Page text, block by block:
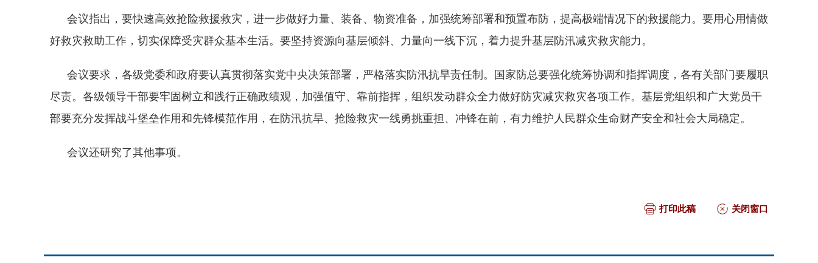
会议指出，要快速高效抢险救援救灾，进一步做好力量、装备、物资准备，加强统筹部署和预置布防，提高极端情况下的救援能力。要用心用情做
好救灾救助工作，切实保障受灾群众基本生活。要坚持资源向基层倾斜、力量向一线下沉，着力提升基层防汛减灾救灾能力。
会议要求，各级党委和政府要认真贯彻落实党中央决策部署，严格落实防汛抗旱责任制。国家防总要强化统筹协调和指挥调度，各有关部门要履职
尽责。各级领导干部要牢固树立和践行正确政绩观，加强值守、靠前指挥，组织发动群众全力做好防灾减灾救灾各项工作。基层党组织和广大党员干
部要充分发挥战斗堡垒作用和先锋模范作用，在防汛抗旱、抢险救灾一线勇挑重担、冲锋在前，有力维护人民群众生命财产安全和社会大局稳定。
会议还研究了其他事项。
打印此稿 关闭窗口